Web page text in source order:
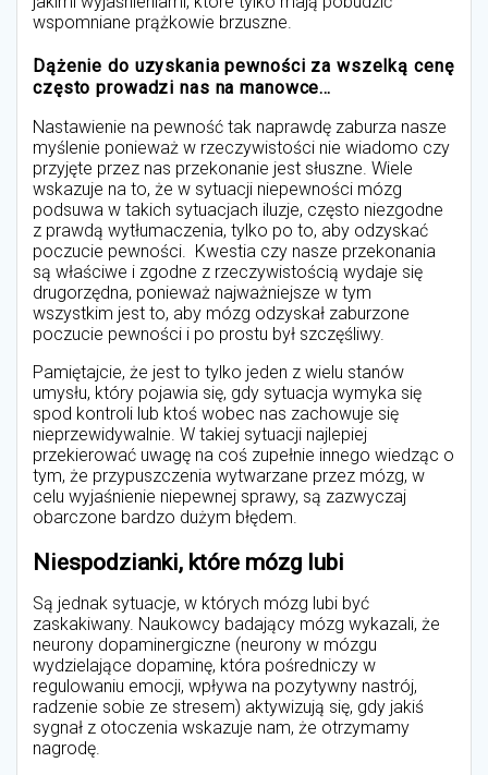
wspomniane prążkowie brzuszne.
Dążenie do uzyskania pewności za wszelką cenę
często prowadzi nas na manowce…
Nastawienie na pewność tak naprawdę zaburza nasze
myślenie ponieważ w rzeczywistości nie wiadomo czy
przyjęte przez nas przekonanie jest słuszne. Wiele
wskazuje na to, że w sytuacji niepewności mózg
podsuwa w takich sytuacjach iluzje, często niezgodne
z prawdą wytłumaczenia, tylko po to, aby odzyskać
poczucie pewności. Kwestia czy nasze przekonania
są właściwe i zgodne z rzeczywistością wydaje się
drugorzędna, ponieważ najważniejsze w tym
wszystkim jest to, aby mózg odzyskał zaburzone
poczucie pewności i po prostu był szczęśliwy.
Pamiętajcie, że jest to tylko jeden z wielu stanów
umysłu, który pojawia się, gdy sytuacja wymyka się
spod kontroli lub ktoś wobec nas zachowuje się
nieprzewidywalnie. W takiej sytuacji najlepiej
przekierować uwagę na coś zupełnie innego wiedząc o
tym, że przypuszczenia wytwarzane przez mózg, w
celu wyjaśnienie niepewnej sprawy, są zazwyczaj
obarczone bardzo dużym błędem.
Niespodzianki, które mózg lubi
Są jednak sytuacje, w których mózg lubi być
zaskakiwany. Naukowcy badający mózg wykazali, że
neurony dopaminergiczne (neurony w mózgu
wydzielające dopaminę, która pośredniczy w
regulowaniu emocji, wpływa na pozytywny nastrój,
radzenie sobie ze stresem) aktywizują się, gdy jakiś
sygnał z otoczenia wskazuje nam, że otrzymamy
nagrodę.